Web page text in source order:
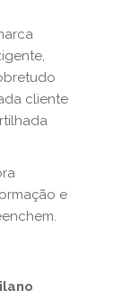
cliente
e